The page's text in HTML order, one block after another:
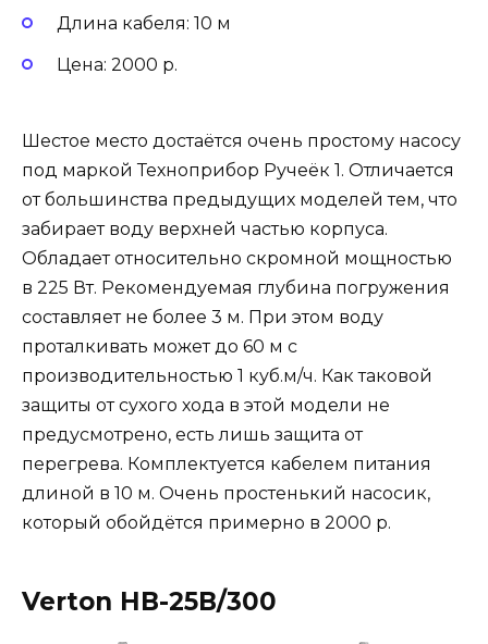
Длина кабеля: 10 м
Цена: 2000 р.
Шестое место достаётся очень простому насосу
под маркой Техноприбор Ручеёк 1. Отличается
от большинства предыдущих моделей тем, что
забирает воду верхней частью корпуса.
Обладает относительно скромной мощностью
в 225 Вт. Рекомендуемая глубина погружения
составляет не более 3 м. При этом воду
проталкивать может до 60 м с
производительностью 1 куб.м/ч. Как таковой
защиты от сухого хода в этой модели не
предусмотрено, есть лишь защита от
перегрева. Комплектуется кабелем питания
длиной в 10 м. Очень простенький насосик,
который обойдётся примерно в 2000 р.
Verton НВ-25В/300